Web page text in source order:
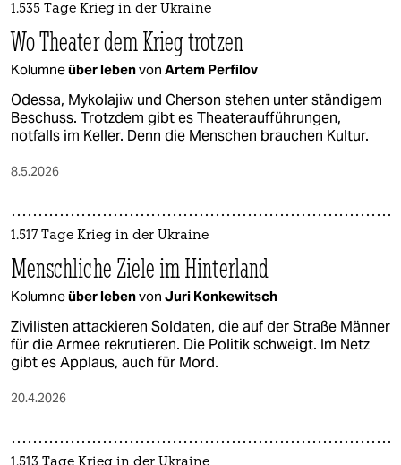
1.535 Tage Krieg in der Ukraine
Wo Theater dem Krieg trotzen
Kolumneüber lebenvon Artem Perfilov
Odessa, Mykolajiw und Cherson stehen unter ständigem
Beschuss. Trotzdem gibt es Theateraufführungen,
notfalls im Keller. Denn die Menschen brauchen Kultur.
8.5.2026
1.517 Tage Krieg in der Ukraine
Menschliche Ziele im Hinterland
Kolumneüber lebenvon Juri Konkewitsch
Zivilisten attackieren Soldaten, die auf der Straße Männer
für die Armee rekrutieren. Die Politik schweigt. Im Netz
gibt es Applaus, auch für Mord.
20.4.2026